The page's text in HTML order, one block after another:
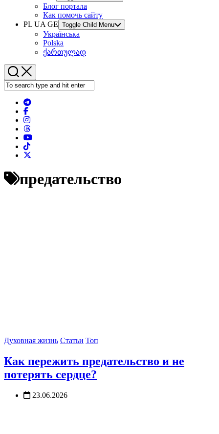
Блог портала
Как помочь сайту
PL UA GE Toggle Child Menu
Українська
Polska
ქართულად
предательство
Духовная жизнь Статьи Топ
Как пережить предательство и не
потерять сердце?
23.06.2026